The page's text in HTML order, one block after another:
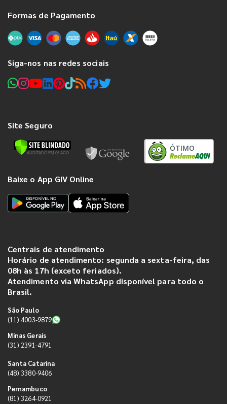
Formas de Pagamento
Siga-nos nas redes sociais
Site Seguro
ÓTIMO
Baixe o App GIV Online
Centrais de atendimento
Horário de atendimento: segunda a sexta-feira, das
08h às 17h (exceto feriados).
Atendimento via WhatsApp disponível para todo o
Brasil.
São Paulo
(11) 4003-9879
Minas Gerais
(31) 2391-4791
Santa Catarina
(48) 3380-9406
Pernambuco
(81) 3264-0921